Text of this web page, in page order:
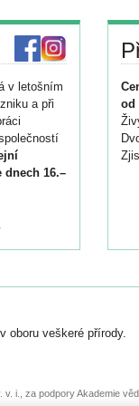
v letošním
a při
16.–
nebo
od
oboru veškeré přírody.
i., za podpory Akademie věd